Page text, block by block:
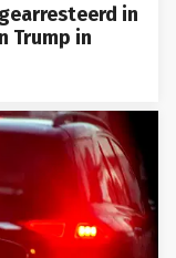
in
Trump in